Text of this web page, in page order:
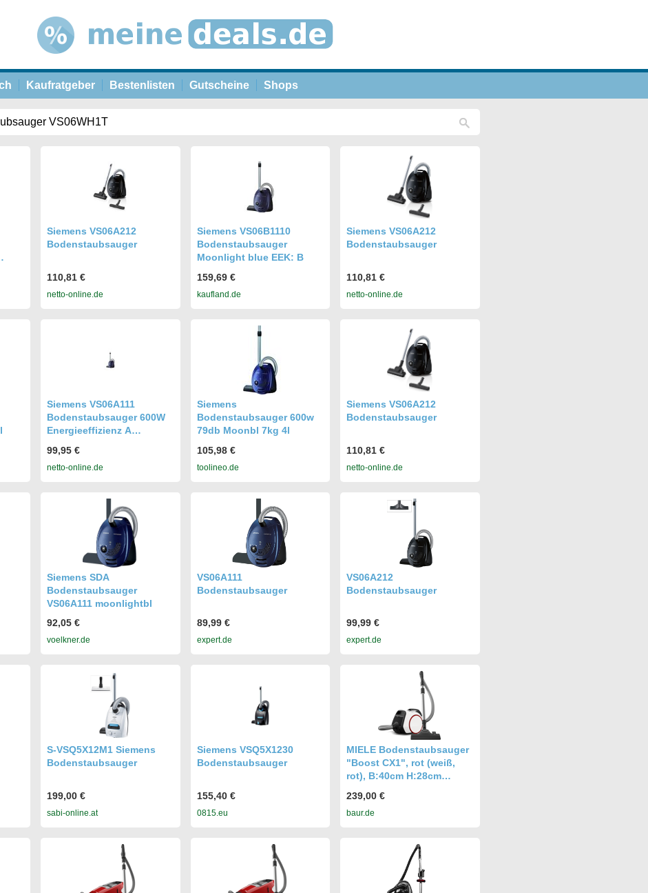
Kaufratgeber Bestenlisten Gutscheine Shops
Siemens VS06A212
Bodenstaubsauger
110,81 €
netto-online.de
Siemens VS06B1110
Bodenstaubsauger
Moonlight blue EEK: B
159,69 €
kaufland.de
Siemens VS06A212
Bodenstaubsauger
110,81 €
netto-online.de
Siemens VS06A111
Bodenstaubsauger 600W
Energieeffizienz A
99,95 €
netto-online.de
Siemens
Bodenstaubsauger 600w
79db Moonbl 7kg 4l
105,98 €
toolineo.de
Siemens VS06A212
Bodenstaubsauger
110,81 €
netto-online.de
Siemens SDA
Bodenstaubsauger
VS06A111 moonlightbl
92,05 €
voelkner.de
VS06A111
Bodenstaubsauger
89,99 €
expert.de
VS06A212
Bodenstaubsauger
99,99 €
expert.de
S-VSQ5X12M1 Siemens
Bodenstaubsauger
199,00 €
sabi-online.at
Siemens VSQ5X1230
Bodenstaubsauger
155,40 €
0815.eu
MIELE Bodenstaubsauger
"Boost CX1", rot (weiß,
rot), B:40cm H:28cm
Bodenstaubsauger
239,00 €
baur.de